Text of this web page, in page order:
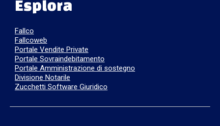
Esplora
Fallco
Fallcoweb
Portale Vendite Private
Portale Sovraindebitamento
Portale Amministrazione di sostegno
Divisione Notarile
Zucchetti Software Giuridico